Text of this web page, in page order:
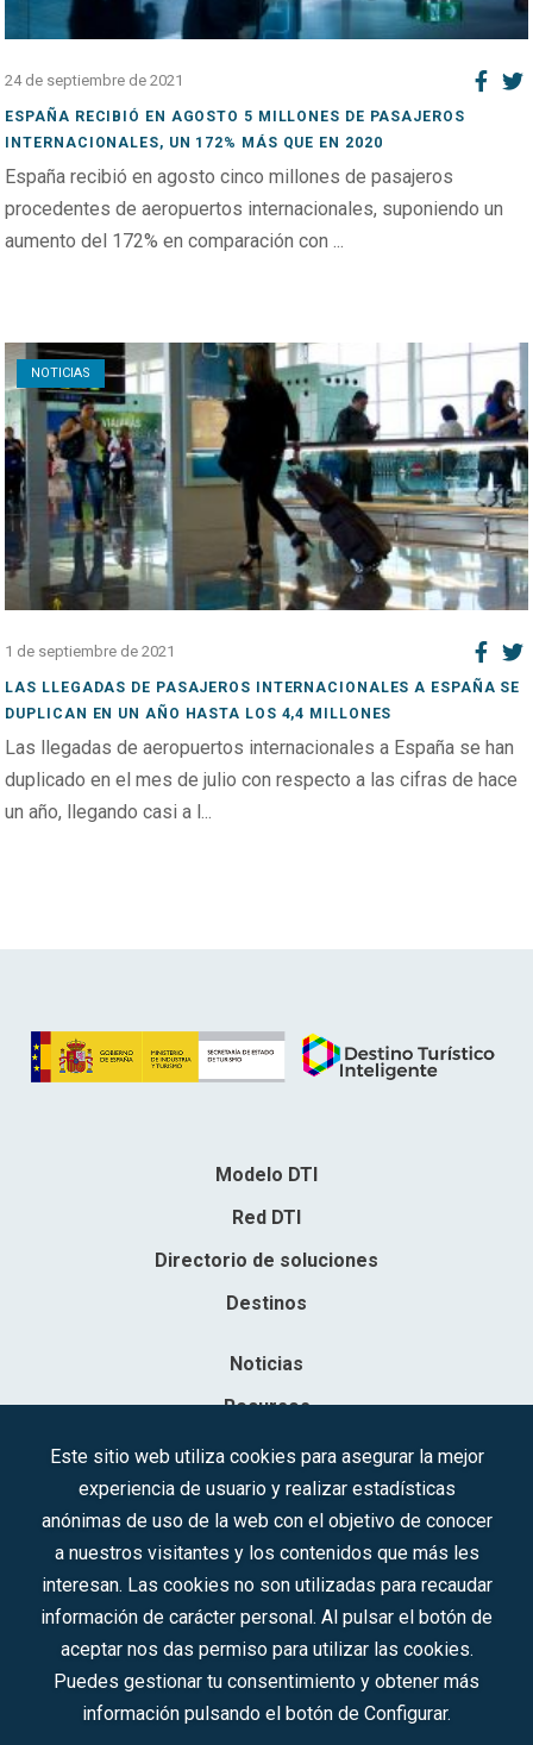
24 de septiembre de 2021
ESPAÑA RECIBIÓ EN AGOSTO 5 MILLONES DE PASAJEROS
INTERNACIONALES, UN 172% MÁS QUE EN 2020
España recibió en agosto cinco millones de pasajeros
procedentes de aeropuertos internacionales, suponiendo un
aumento del 172% en comparación con ...
NOTICIAS
Open post
1 de septiembre de 2021
LAS LLEGADAS DE PASAJEROS INTERNACIONALES A ESPAÑA SE
DUPLICAN EN UN AÑO HASTA LOS 4,4 MILLONES
Las llegadas de aeropuertos internacionales a España se han
duplicado en el mes de julio con respecto a las cifras de hace
un año, llegando casi a l...
Modelo DTI
Red DTI
Directorio de soluciones
Destinos
Noticias
Recursos
Contacto
Sociedad Mercantil Estatal para la Gestión de la Innovación y las
C.I.F.: A-81/874.984
Síguenos en redes sociales:
Este sitio web utiliza cookies para asegurar la mejor
experiencia de usuario y realizar estadísticas
anónimas de uso de la web con el objetivo de conocer
a nuestros visitantes y los contenidos que más les
interesan. Las cookies no son utilizadas para recaudar
información de carácter personal. Al pulsar el botón de
aceptar nos das permiso para utilizar las cookies.
Puedes gestionar tu consentimiento y obtener más
información pulsando el botón de Configurar.